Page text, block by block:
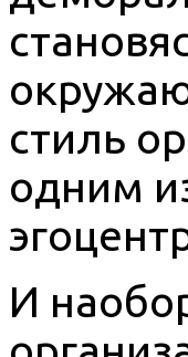
стиль
одним
И